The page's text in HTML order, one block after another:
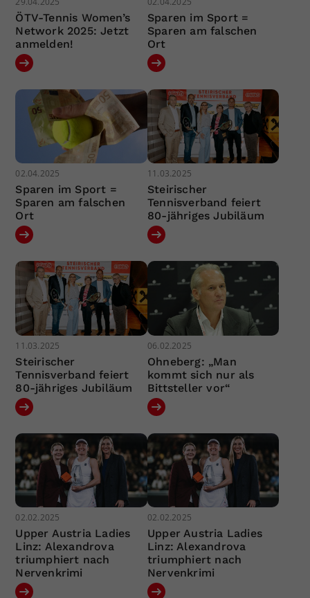
ÖTV-Tennis Women’s
Network 2025: Jetzt
anmelden!
Sparen im Sport =
Sparen am falschen
Ort
02.04.2025
Sparen im Sport =
Sparen am falschen
Ort
11.03.2025
Steirischer
Tennisverband feiert
80-jähriges Jubiläum
11.03.2025
Steirischer
Tennisverband feiert
80-jähriges Jubiläum
06.02.2025
Ohneberg: „Man
kommt sich nur als
Bittsteller vor“
02.02.2025
Upper Austria Ladies
Linz: Alexandrova
triumphiert nach
Nervenkrimi
02.02.2025
Upper Austria Ladies
Linz: Alexandrova
triumphiert nach
Nervenkrimi